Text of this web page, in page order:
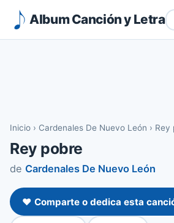
Album Canción y Letra
Inicio › Cardenales De Nuevo León › Rey
Rey pobre
de Cardenales De Nuevo León
❤️ Comparte o dedica esta